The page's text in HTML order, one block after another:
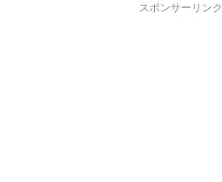
スポンサーリンク